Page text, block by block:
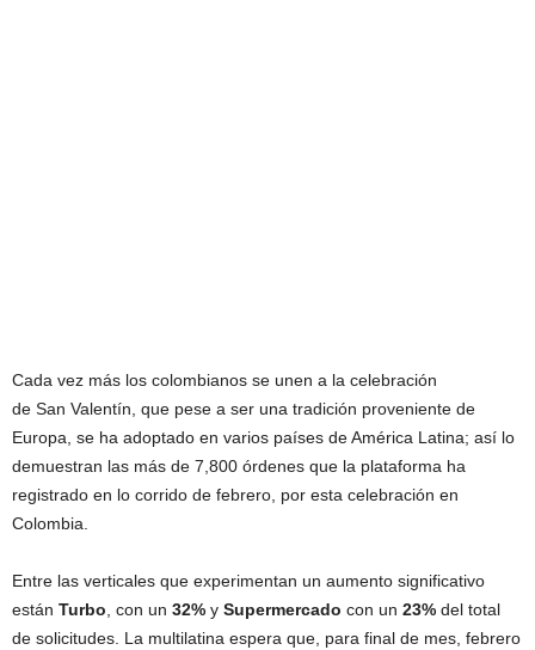
Cada vez más los colombianos se unen a la celebración
de San Valentín, que pese a ser una tradición proveniente de
Europa, se ha adoptado en varios países de América Latina; así lo
demuestran las más de 7,800 órdenes que la plataforma ha
registrado en lo corrido de febrero, por esta celebración en
Colombia.
Entre las verticales que experimentan un aumento significativo
están Turbo, con un 32% y Supermercado con un 23% del total
de solicitudes. La multilatina espera que, para final de mes, febrero